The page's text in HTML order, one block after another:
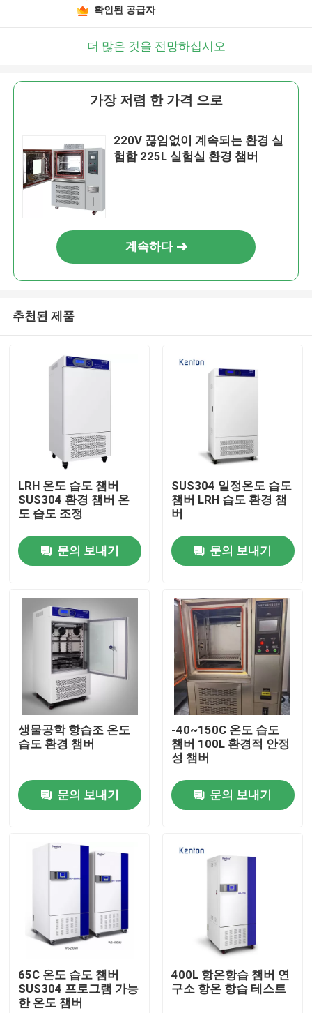
홈
회사 소개
접촉
제품 소개
시험소 드라이어 오븐
항온 배양기
냉각 인큐베이터
내후성 챔버
확인된 공급자
더 많은 것을 전망하십시오
가장 저렴 한 가격 으로
220V 끊임없이 계속되는 환경 실
험함 225L 실험실 환경 챔버
계속하다
추천된 제품
LRH 온도 습도 챔버
SUS304 환경 챔버 온
도 습도 조정
문의 보내기
SUS304 일정온도 습도
챔버 LRH 습도 환경 챔
버
문의 보내기
생물공학 항습조 온도
습도 환경 챔버
문의 보내기
-40~150C 온도 습도
챔버 100L 환경적 안정
성 챔버
문의 보내기
65C 온도 습도 챔버
SUS304 프로그램 가능
한 온도 챔버
400L 항온항습 챔버 연
구소 항온 항습 테스트